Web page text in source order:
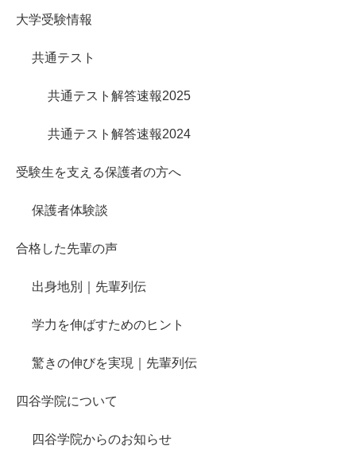
大学受験情報
共通テスト
共通テスト解答速報2025
共通テスト解答速報2024
受験生を支える保護者の方へ
保護者体験談
合格した先輩の声
出身地別｜先輩列伝
学力を伸ばすためのヒント
驚きの伸びを実現｜先輩列伝
四谷学院について
四谷学院からのお知らせ